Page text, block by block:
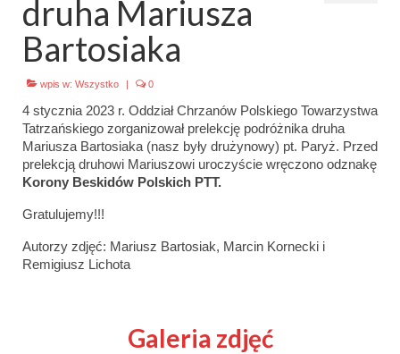
Emblematy (plakietki) i znaki drużyny
Dla harcerzy i rodziców
Ryngraf Pamiątkowy 7 HDCzB
Odznaka Honorowa 7 HDCzB
Nasze twarze
Galeria
Galerie 1983-2025
druha Mariusza
Bartosiaka
wpis w: Wszystko | 0
4 stycznia 2023 r. Oddział Chrzanów Polskiego Towarzystwa
Tatrzańskiego zorganizował prelekcję podróżnika druha
Mariusza Bartosiaka (nasz były drużynowy) pt. Paryż. Przed
prelekcją druhowi Mariuszowi uroczyście wręczono odznakę
Korony Beskidów Polskich PTT.
Gratulujemy!!!
Autorzy zdjęć: Mariusz Bartosiak, Marcin Kornecki i
Remigiusz Lichota
Galeria zdjęć